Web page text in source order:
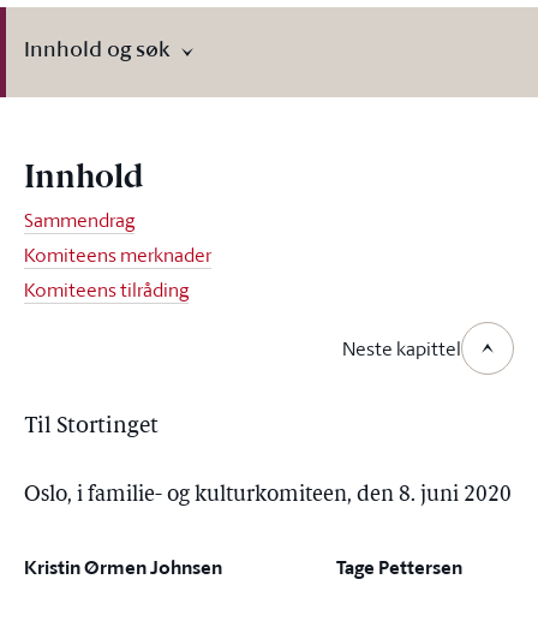
Innhold og søk
Innhold
Sammendrag
Komiteens merknader
Komiteens tilråding
Neste kapittel
Til Stortinget
Oslo, i familie- og kulturkomiteen, den 8. juni 2020
Kristin Ørmen Johnsen Tage Pettersen